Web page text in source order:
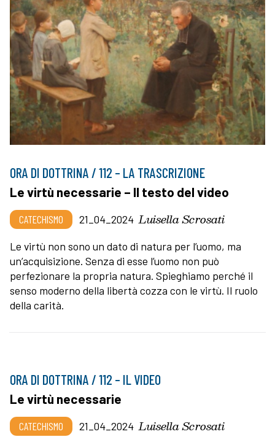
ORA DI DOTTRINA / 112 – LA TRASCRIZIONE
Le virtù necessarie – Il testo del video
CATECHISMO 21_04_2024 Luisella Scrosati
Le virtù non sono un dato di natura per l’uomo, ma
un’acquisizione. Senza di esse l’uomo non può
perfezionare la propria natura. Spieghiamo perché il
senso moderno della libertà cozza con le virtù. Il ruolo
della carità.
ORA DI DOTTRINA / 112 – IL VIDEO
Le virtù necessarie
CATECHISMO 21_04_2024 Luisella Scrosati